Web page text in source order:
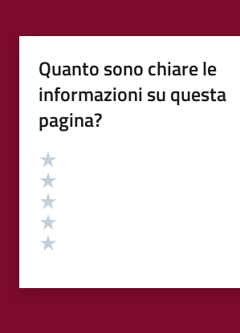
Quanto sono chiare le
informazioni su questa
pagina?
Valutazione